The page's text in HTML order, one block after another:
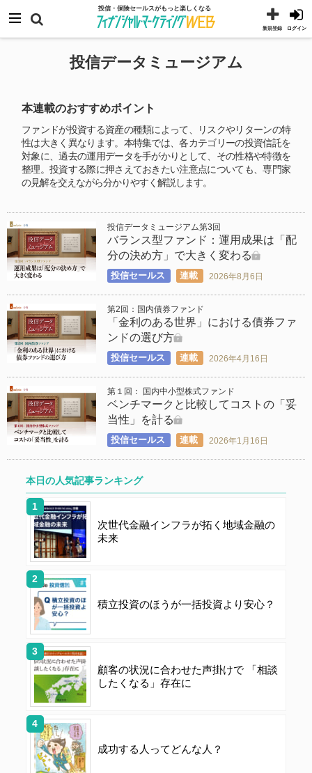
ログイン
新規登録
投信・保険セールスがもっと楽しくなる
投信データミュージアム
本連載のおすすめポイント
ファンドが投資する資産の種類によって、リスクやリターンの特
性は大きく異なります。本特集では、各カテゴリーの投資信託を
対象に、過去の運用データを手がかりとして、その性格や特徴を
整理。投資する際に押さえておきたい注意点についても、専門家
の見解を交えながら分かりやすく解説します。
投信データミュージアム第3回
バランス型ファンド：運用成果は「配
分の決め方」で大きく変わる
投信セールス 連載 2026年8月6日
第2回：国内債券ファンド
「金利のある世界」における債券ファ
ンドの選び方
投信セールス 連載 2026年4月16日
第１回： 国内中小型株式ファンド
ベンチマークと比較してコストの「妥
当性」を計る
投信セールス 連載 2026年1月16日
本日の人気記事ランキング
次世代金融インフラが拓く地域金融の
未来
積立投資のほうが一括投資より安心？
顧客の状況に合わせた声掛けで 「相談
したくなる」存在に
成功する人ってどんな人？